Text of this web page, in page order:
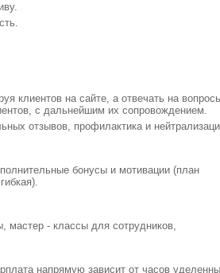
клиентов на сайте, а отвечать на
с дальнейшим их сопровождением.
отзывов, профилактика и
бонусы и мотивации (план
мастер - классы для сотрудников,
напрямую зависит от часов